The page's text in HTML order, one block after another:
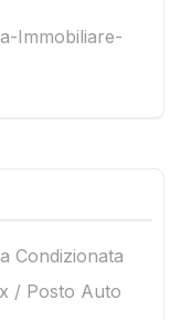
Immobiliare-
Condizionata
/ Posto Auto